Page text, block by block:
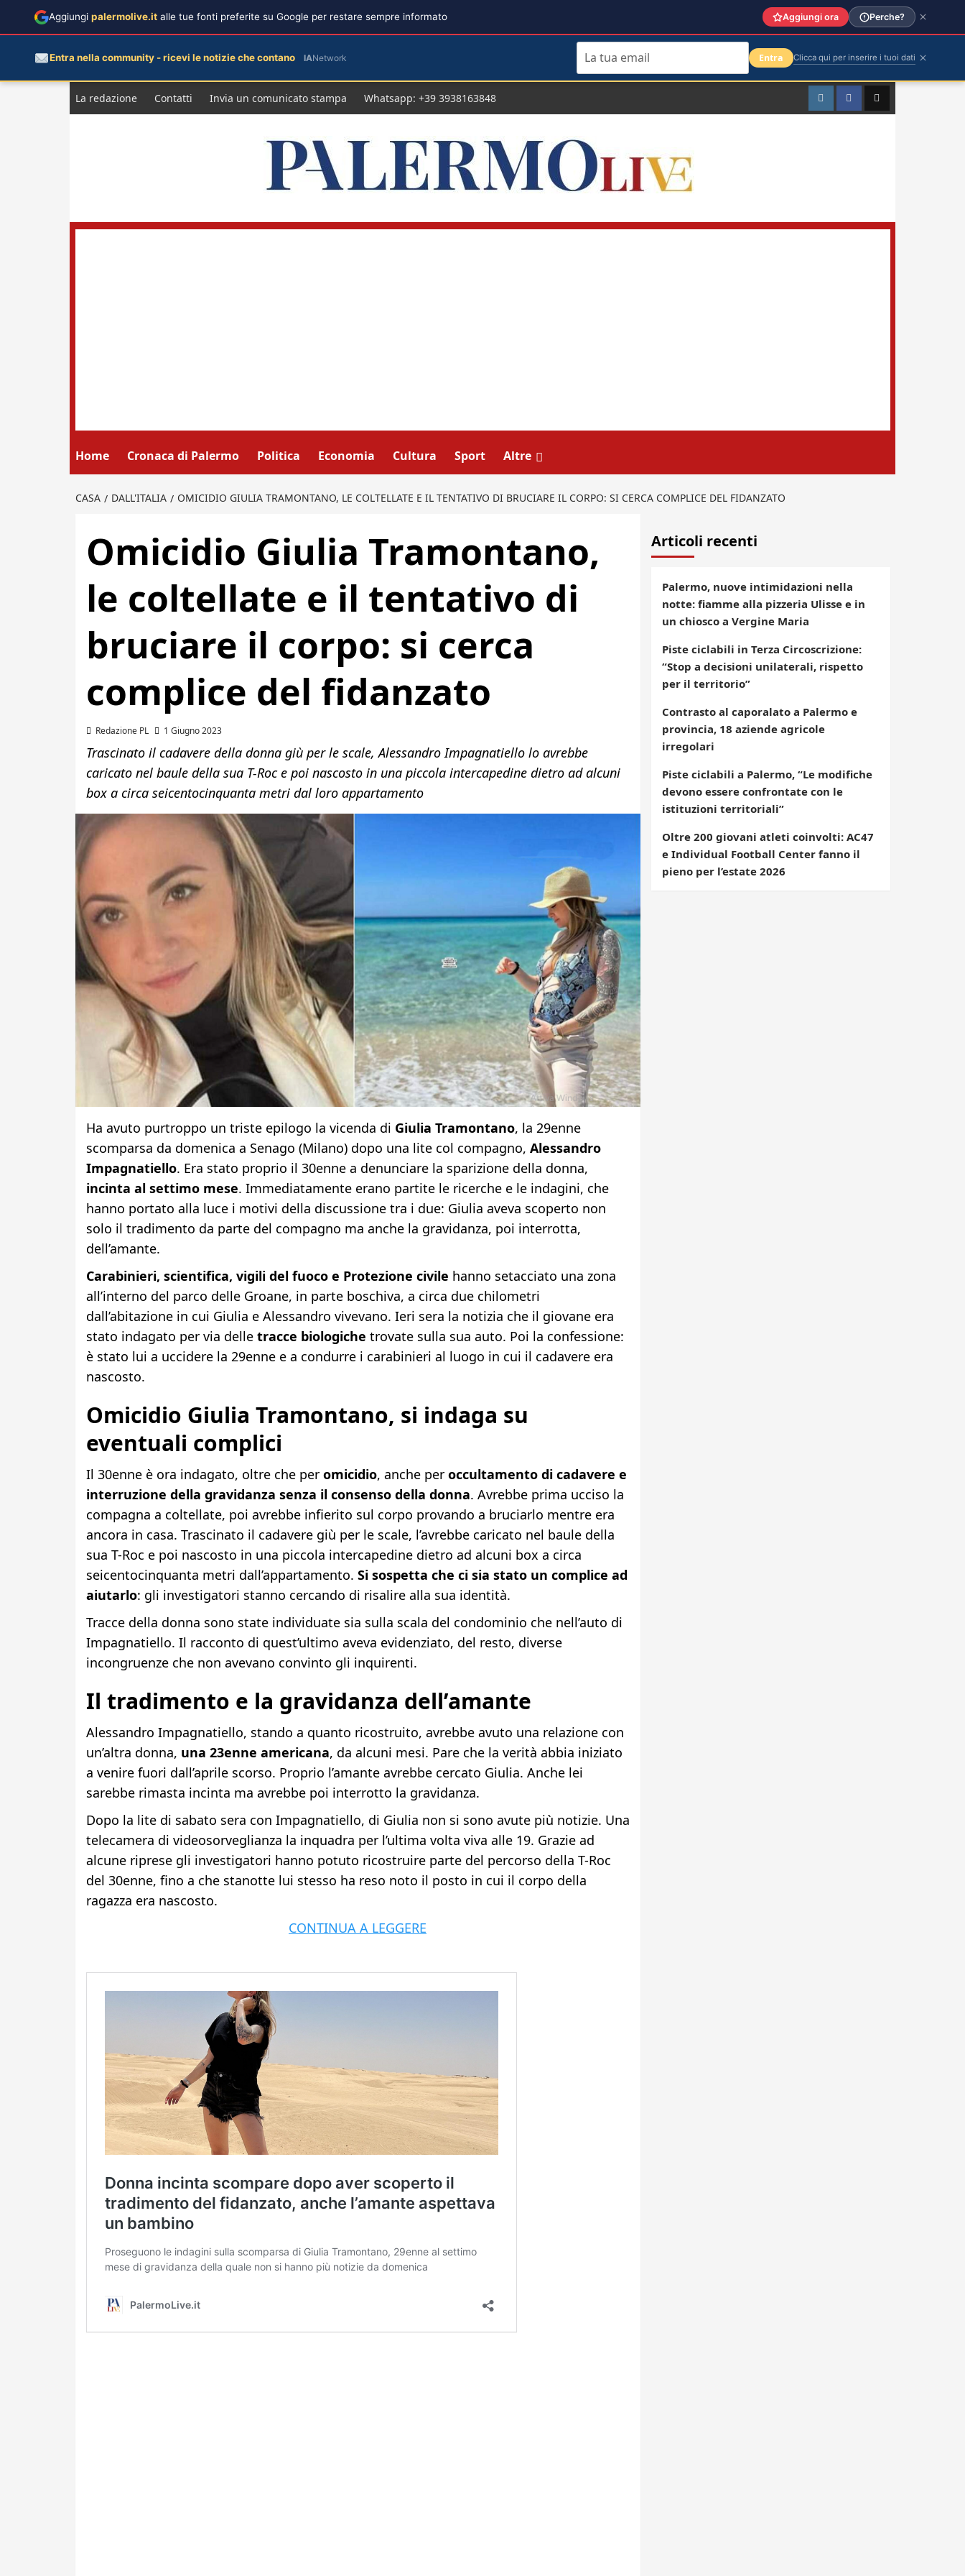
La redazione Contatti Invia un comunicato stampa Whatsapp: +39 3938163848 InstagramFacebookTikTok
Home Cronaca di Palermo Politica Economia Cultura Sport Altre
CASA DALL'ITALIA OMICIDIO GIULIA TRAMONTANO, LE COLTELLATE E IL TENTATIVO DI BRUCIARE IL CORPO: SI CERCA COMPLICE DEL FIDANZATO
Omicidio Giulia Tramontano,
le coltellate e il tentativo di
bruciare il corpo: si cerca
complice del fidanzato
Redazione PL 1 Giugno 2023
Trascinato il cadavere della donna giù per le scale, Alessandro Impagnatiello lo avrebbe
caricato nel baule della sua T-Roc e poi nascosto in una piccola intercapedine dietro ad alcuni
box a circa seicentocinquanta metri dal loro appartamento
Ha avuto purtroppo un triste epilogo la vicenda di Giulia Tramontano, la 29enne
scomparsa da domenica a Senago (Milano) dopo una lite col compagno, Alessandro
Impagnatiello. Era stato proprio il 30enne a denunciare la sparizione della donna,
incinta al settimo mese. Immediatamente erano partite le ricerche e le indagini, che
hanno portato alla luce i motivi della discussione tra i due: Giulia aveva scoperto non
solo il tradimento da parte del compagno ma anche la gravidanza, poi interrotta,
dell’amante.
Carabinieri, scientifica, vigili del fuoco e Protezione civile hanno setacciato una zona
all’interno del parco delle Groane, in parte boschiva, a circa due chilometri
dall’abitazione in cui Giulia e Alessandro vivevano. Ieri sera la notizia che il giovane era
stato indagato per via delle tracce biologiche trovate sulla sua auto. Poi la confessione:
è stato lui a uccidere la 29enne e a condurre i carabinieri al luogo in cui il cadavere era
nascosto.
Omicidio Giulia Tramontano, si indaga su
eventuali complici
Il 30enne è ora indagato, oltre che per omicidio, anche per occultamento di cadavere e
interruzione della gravidanza senza il consenso della donna. Avrebbe prima ucciso la
compagna a coltellate, poi avrebbe infierito sul corpo provando a bruciarlo mentre era
ancora in casa. Trascinato il cadavere giù per le scale, l’avrebbe caricato nel baule della
sua T-Roc e poi nascosto in una piccola intercapedine dietro ad alcuni box a circa
seicentocinquanta metri dall’appartamento. Si sospetta che ci sia stato un complice ad
aiutarlo: gli investigatori stanno cercando di risalire alla sua identità.
Tracce della donna sono state individuate sia sulla scala del condominio che nell’auto di
Impagnatiello. Il racconto di quest’ultimo aveva evidenziato, del resto, diverse
incongruenze che non avevano convinto gli inquirenti.
Il tradimento e la gravidanza dell’amante
Alessandro Impagnatiello, stando a quanto ricostruito, avrebbe avuto una relazione con
un’altra donna, una 23enne americana, da alcuni mesi. Pare che la verità abbia iniziato
a venire fuori dall’aprile scorso. Proprio l’amante avrebbe cercato Giulia. Anche lei
sarebbe rimasta incinta ma avrebbe poi interrotto la gravidanza.
Dopo la lite di sabato sera con Impagnatiello, di Giulia non si sono avute più notizie. Una
telecamera di videosorveglianza la inquadra per l’ultima volta viva alle 19. Grazie ad
alcune riprese gli investigatori hanno potuto ricostruire parte del percorso della T-Roc
del 30enne, fino a che stanotte lui stesso ha reso noto il posto in cui il corpo della
ragazza era nascosto.
CONTINUA A LEGGERE
Articoli recenti
Palermo, nuove intimidazioni nella
notte: fiamme alla pizzeria Ulisse e in
un chiosco a Vergine Maria
Piste ciclabili in Terza Circoscrizione:
“Stop a decisioni unilaterali, rispetto
per il territorio”
Contrasto al caporalato a Palermo e
provincia, 18 aziende agricole
irregolari
Piste ciclabili a Palermo, “Le modifiche
devono essere confrontate con le
istituzioni territoriali”
Oltre 200 giovani atleti coinvolti: AC47
e Individual Football Center fanno il
pieno per l’estate 2026
Aggiungi palermolive.it alle tue fonti preferite su Google per restare sempre informato Aggiungi ora Perche?
Entra nella community - ricevi le notizie che contano IANetwork Entra Clicca qui per inserire i tuoi dati